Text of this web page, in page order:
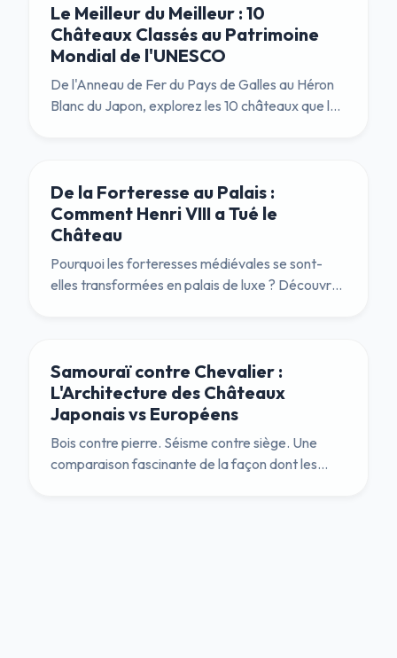
Le Meilleur du Meilleur : 10
Châteaux Classés au Patrimoine
Mondial de l'UNESCO
De l'Anneau de Fer du Pays de Galles au Héron
Blanc du Japon, explorez les 10 châteaux que les
De la Forteresse au Palais :
Comment Henri VIII a Tué le
Château
Pourquoi les forteresses médiévales se sont-
elles transformées en palais de luxe ? Découvrez
Samouraï contre Chevalier :
L'Architecture des Châteaux
Japonais vs Européens
Bois contre pierre. Séisme contre siège. Une
comparaison fascinante de la façon dont les